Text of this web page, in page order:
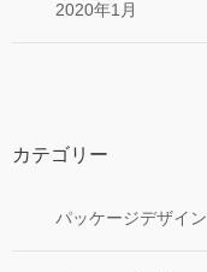
2020年1月
カテゴリー
パッケージデザイン